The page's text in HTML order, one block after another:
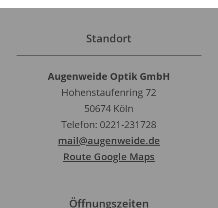
Standort
Augenweide Optik GmbH
Hohenstaufenring 72
50674 Köln
Telefon: 0221-231728
mail@augenweide.de
Route Google Maps
Öffnungszeiten